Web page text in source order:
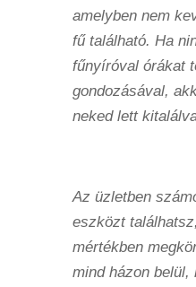
amelyben nem
fű található. Ha
fűnyíróval órákat
gondozásával,
neked lett
Az üzletben
eszközt
mértékben
mind házon belül,